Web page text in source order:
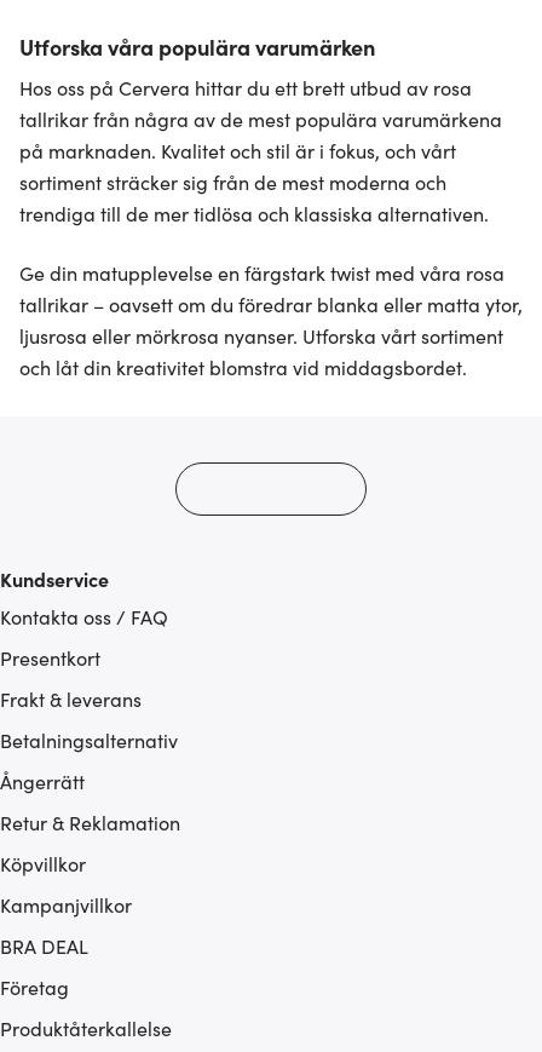
Utforska våra populära varumärken
Hos oss på Cervera hittar du ett brett utbud av rosa
tallrikar från några av de mest populära varumärkena
på marknaden. Kvalitet och stil är i fokus, och vårt
sortiment sträcker sig från de mest moderna och
trendiga till de mer tidlösa och klassiska alternativen.
Ge din matupplevelse en färgstark twist med våra rosa
tallrikar – oavsett om du föredrar blanka eller matta ytor,
ljusrosa eller mörkrosa nyanser. Utforska vårt sortiment
och låt din kreativitet blomstra vid middagsbordet.
Kundservice
Kontakta oss / FAQ
Presentkort
Frakt & leverans
Betalningsalternativ
Ångerrätt
Retur & Reklamation
Köpvillkor
Kampanjvillkor
BRA DEAL
Företag
Produktåterkallelse